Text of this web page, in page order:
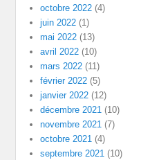
octobre 2022 (4)
juin 2022 (1)
mai 2022 (13)
avril 2022 (10)
mars 2022 (11)
février 2022 (5)
janvier 2022 (12)
décembre 2021 (10)
novembre 2021 (7)
octobre 2021 (4)
septembre 2021 (10)